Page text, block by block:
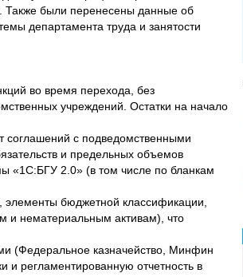
Также были перенесены данные об
департамента труда и занятости
во время перехода, без
учреждений. Остатки на начало
соглашений с подведомственными
и предельных объемов
«1С:БГУ 2.0» (в том числе по бланкам
бюджетной классификации,
и нематериальным активам), что
(Федеральное казначейство, Минфин
и регламентированную отчетность в